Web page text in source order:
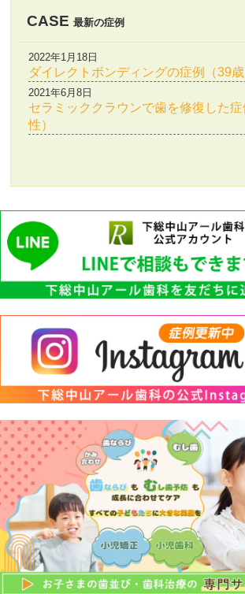
CASE 最新の症例
2022年1月18日
ダイレクトボンディングの症例（39歳
2021年6月8日
セラミッククラウンで歯を修復した
性）